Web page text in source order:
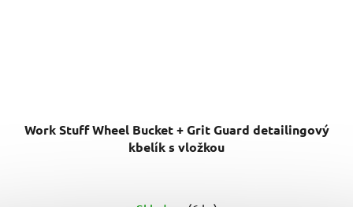
Work Stuff Wheel Bucket + Grit Guard detailingový
kbelík s vložkou